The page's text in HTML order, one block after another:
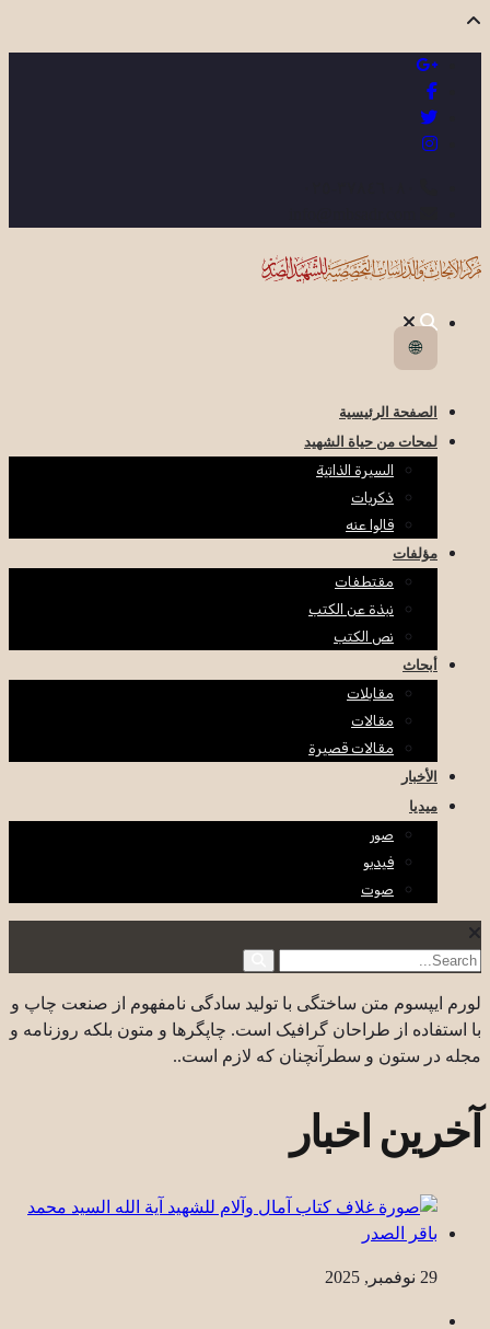
🌐
الصفحة الرئيسية
لمحات من حياة الشهيد
السيرة الذاتية
ذكريات
قالوا عنه
مؤلفات
مقتطفات
نبذة عن الكتب
نص الكتب
أبحاث
مقابلات
مقالات
مقالات قصيرة
الأخبار
ميديا
صور
فيديو
صوت
لورم ایپسوم متن ساختگی با تولید سادگی نامفهوم از صنعت چاپ و
با استفاده از طراحان گرافیک است. چاپگرها و متون بلکه روزنامه و
مجله در ستون و سطرآنچنان که لازم است..
آخرین اخبار
29 نوفمبر, 2025